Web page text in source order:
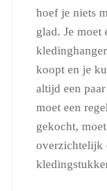
hoef je niets
glad. Je moet
koopt en je
altijd een
moet een
gekocht,
overzichtelijk